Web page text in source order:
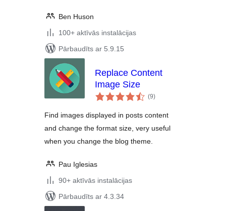
Ben Huson
100+ aktīvās instalācijas
Pārbaudīts ar 5.9.15
Replace Content
Image Size
(9vērtējumu
kopsumma
)
Find images displayed in posts content
and change the format size, very useful
when you change the blog theme.
Pau Iglesias
90+ aktīvās instalācijas
Pārbaudīts ar 4.3.34